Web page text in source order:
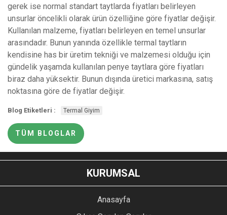
gerek ise normal standart taytlarda fiyatları belirleyen
unsurlar öncelikli olarak ürün özelliğine göre fiyatlar değişir.
Kullanılan malzeme, fiyatları belirleyen en temel unsurlar
arasındadır. Bunun yanında özellikle termal taytların
kendisine has bir üretim tekniği ve malzemesi olduğu için
gündelik yaşamda kullanılan penye taytlara göre fiyatları
biraz daha yüksektir. Bunun dışında üretici markasına, satış
noktasına göre de fiyatlar değişir.
Blog Etiketleri : Termal Giyim
TÜM BLOGLAR
KURUMSAL
Anasayfa